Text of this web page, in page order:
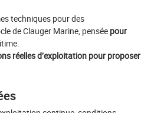
techniques pour des
de Clauger Marine, pensée pour
réelles d’exploitation pour proposer